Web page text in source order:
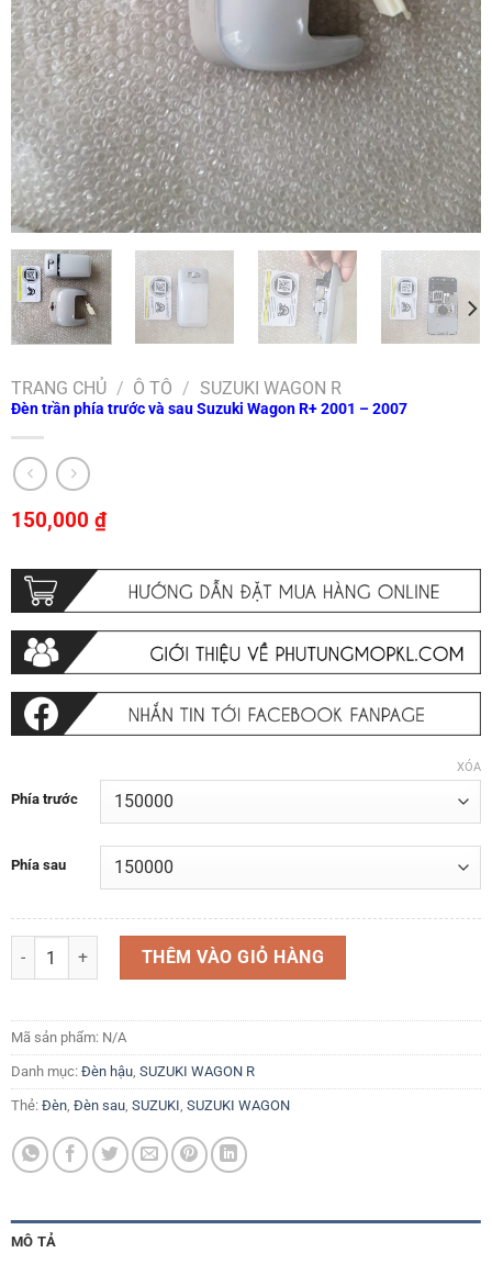
TRANG CHỦ / Ô TÔ / SUZUKI WAGON R
Đèn trần phía trước và sau Suzuki Wagon R+ 2001 – 2007
150,000 ₫
Phía trước
Phía sau
XÓA
Đèn trần phía trước và sau Suzuki Wagon R+ 2001 - 2007 số lượng
THÊM VÀO GIỎ HÀNG
Mã sản phẩm: N/A
Danh mục: Đèn hậu, SUZUKI WAGON R
Thẻ: Đèn, Đèn sau, SUZUKI, SUZUKI WAGON
MÔ TẢ